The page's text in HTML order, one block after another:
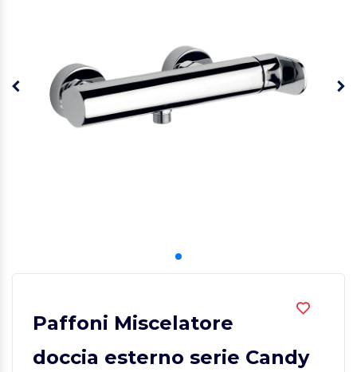
Paffoni Miscelatore
doccia esterno serie Candy